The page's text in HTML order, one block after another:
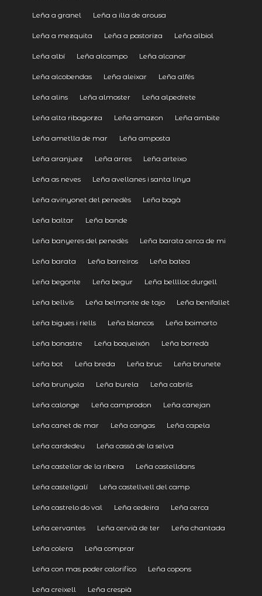
Leña a granel Leña a illa de arousa
Leña a mezquita Leña a pastoriza Leña albiol
Leña albí Leña alcampo Leña alcanar
Leña alcobendas Leña aleixar Leña alfés
Leña alins Leña almoster Leña alpedrete
Leña alta ribagorza Leña amazon Leña ambite
Leña ametlla de mar Leña amposta
Leña aranjuez Leña arres Leña arteixo
Leña as neves Leña avellanes i santa linya
Leña avinyonet del penedès Leña bagà
Leña baltar Leña bande
Leña banyeres del penedès Leña barata cerca de mi
Leña barata Leña barreiros Leña batea
Leña begonte Leña begur Leña belllloc durgell
Leña bellvís Leña belmonte de tajo Leña benifallet
Leña bigues i riells Leña blancos Leña boimorto
Leña bonastre Leña boqueixón Leña borredà
Leña bot Leña breda Leña bruc Leña brunete
Leña brunyola Leña burela Leña cabrils
Leña calonge Leña camprodon Leña canejan
Leña canet de mar Leña cangas Leña capela
Leña cardedeu Leña cassà de la selva
Leña castellar de la ribera Leña castelldans
Leña castellgalí Leña castellvell del camp
Leña castrelo do val Leña cedeira Leña cerca
Leña cervantes Leña cervià de ter Leña chantada
Leña colera Leña comprar
Leña con mas poder calorifico Leña copons
Leña creixell Leña crespià